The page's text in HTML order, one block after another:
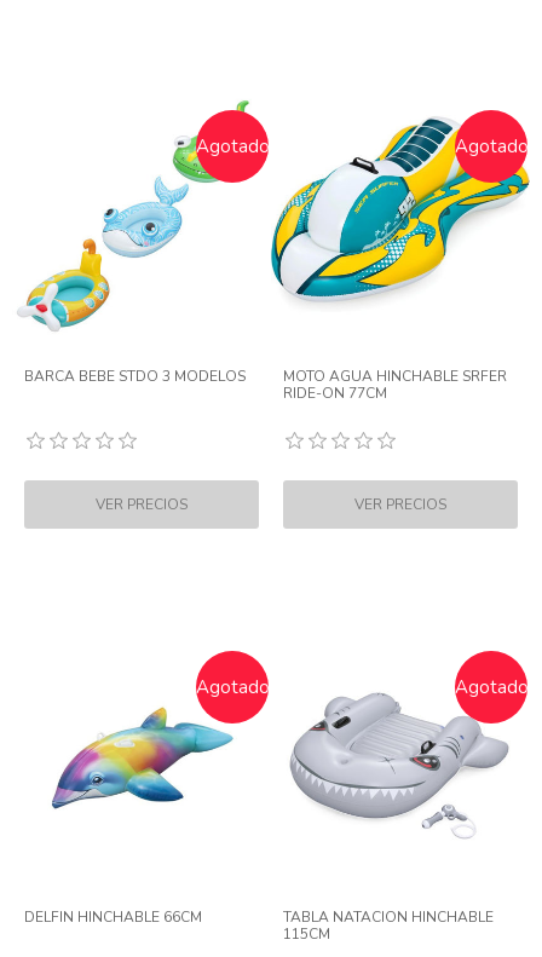
Agotado
BARCA BEBE STDO 3 MODELOS
Agotado
MOTO AGUA HINCHABLE SRFER
RIDE-ON 77CM
Agotado
DELFIN HINCHABLE 66CM
Agotado
TABLA NATACION HINCHABLE
115CM